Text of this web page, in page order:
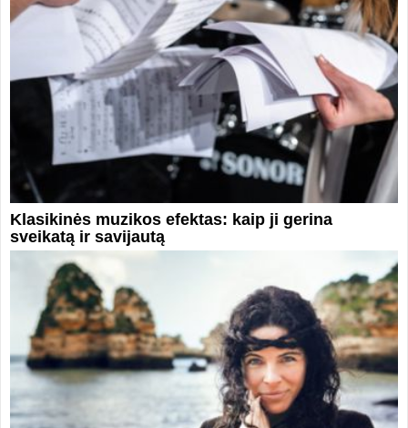
Klasikinės muzikos efektas: kaip ji gerina
sveikatą ir savijautą